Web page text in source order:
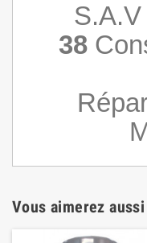
S.A.V
38
Vous aimerez aussi